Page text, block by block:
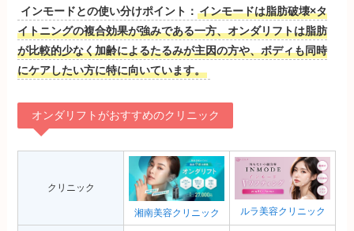
インモードとの使い分けポイント：インモードは脂肪破壊×タ
イトニングの複合効果が強みである一方、オンダリフトは脂肪
が比較的少なく加齢によるたるみが主因の方や、ボディも同時
にケアしたい方に特に向いています。
オンダリフトがおすすめのクリニック
クリニック
湘南美容クリニック ルラ美容クリニック